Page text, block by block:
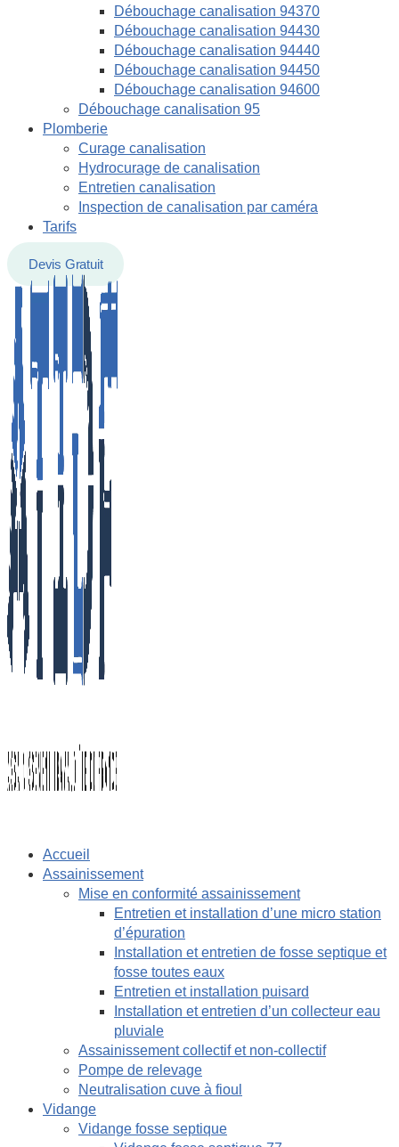
Débouchage canalisation 94370
Débouchage canalisation 94430
Débouchage canalisation 94440
Débouchage canalisation 94450
Débouchage canalisation 94600
Débouchage canalisation 95
Plomberie
Curage canalisation
Hydrocurage de canalisation
Entretien canalisation
Inspection de canalisation par caméra
Tarifs
Devis Gratuit
Accueil
Assainissement
Mise en conformité assainissement
Entretien et installation d’une micro station
d’épuration
Installation et entretien de fosse septique et
fosse toutes eaux
Entretien et installation puisard
Installation et entretien d’un collecteur eau
pluviale
Assainissement collectif et non-collectif
Pompe de relevage
Neutralisation cuve à fioul
Vidange
Vidange fosse septique